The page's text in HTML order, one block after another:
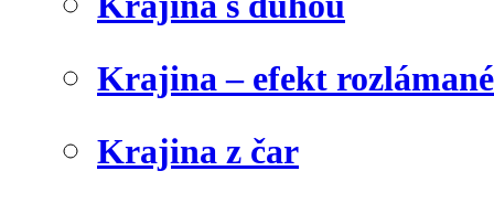
Krajina – efekt
Krajina z čar